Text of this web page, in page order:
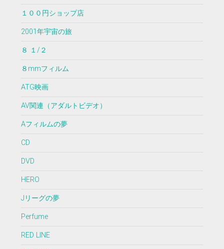
１００円ショップ店
2001年宇宙の旅
８ １/２
８mmフィルム
ATG映画
AV関連（アダルトビデオ）
Aフィルムの夢
CD
DVD
HERO
Jリーグの夢
Perfume
RED LINE